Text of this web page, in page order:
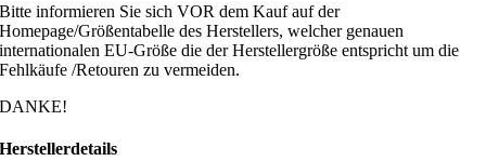
Bitte informieren Sie sich VOR dem Kauf auf der
Homepage/Größentabelle des Herstellers, welcher genauen
internationalen EU-Größe die der Herstellergröße entspricht um die
Fehlkäufe /Retouren zu vermeiden.
DANKE!
Herstellerdetails